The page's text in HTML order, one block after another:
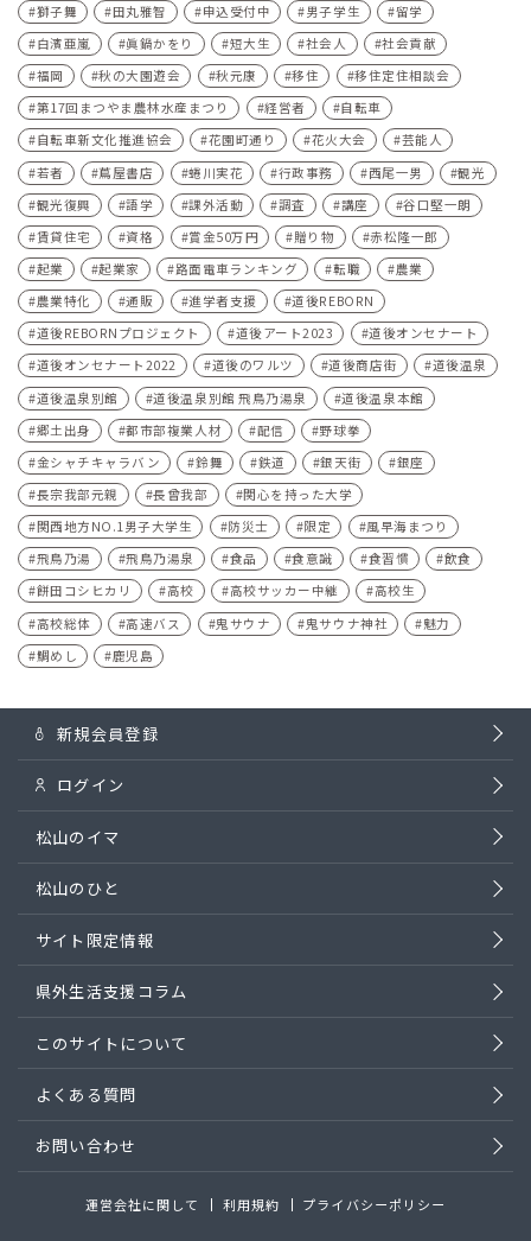
獅子舞
田丸雅智 申込受付中 男子学生
留学
白濱亜嵐
眞鍋かをり 短大生 社会人
社会貢献
福岡
秋の大園遊会 秋元康 移住
移住定住相談会
第17回まつやま農林水産まつり
経営者
自転車
自転車新文化推進協会
花園町通り 花火大会
芸能人
若者
蔦屋書店 蜷川実花 行政事務 西尾一男
観光
観光復興
語学 課外活動 調査 講座
谷口堅一朗
賃貸住宅
資格 賞金50万円 贈り物
赤松隆一郎
起業
起業家 路面電車ランキング 転職
農業
農業特化
通販 進学者支援
道後REBORN
道後REBORNプロジェクト
道後アート2023
道後オンセナート
道後オンセナート2022
道後のワルツ 道後商店街
道後温泉
道後温泉別館
道後温泉別館 飛鳥乃湯泉
道後温泉本館
郷土出身
都市部複業人材 配信
野球拳
金シャチキャラバン
鈴舞 鉄道 銀天街
銀座
長宗我部元親
長曾我部
関心を持った大学
関西地方NO.1男子大学生
防災士 限定
風早海まつり
飛鳥乃湯
飛鳥乃湯泉 食品 食意識 食習慣
飲食
餅田コシヒカリ
高校 高校サッカー中継
高校生
高校総体
高速バス 鬼サウナ 鬼サウナ神社
魅力
鯛めし
鹿児島
新規会員登録
ログイン
松山のイマ
松山のひと
サイト限定情報
県外生活支援コラム
このサイトについて
よくある質問
お問い合わせ
運営会社に関して 利用規約 プライバシーポリシー